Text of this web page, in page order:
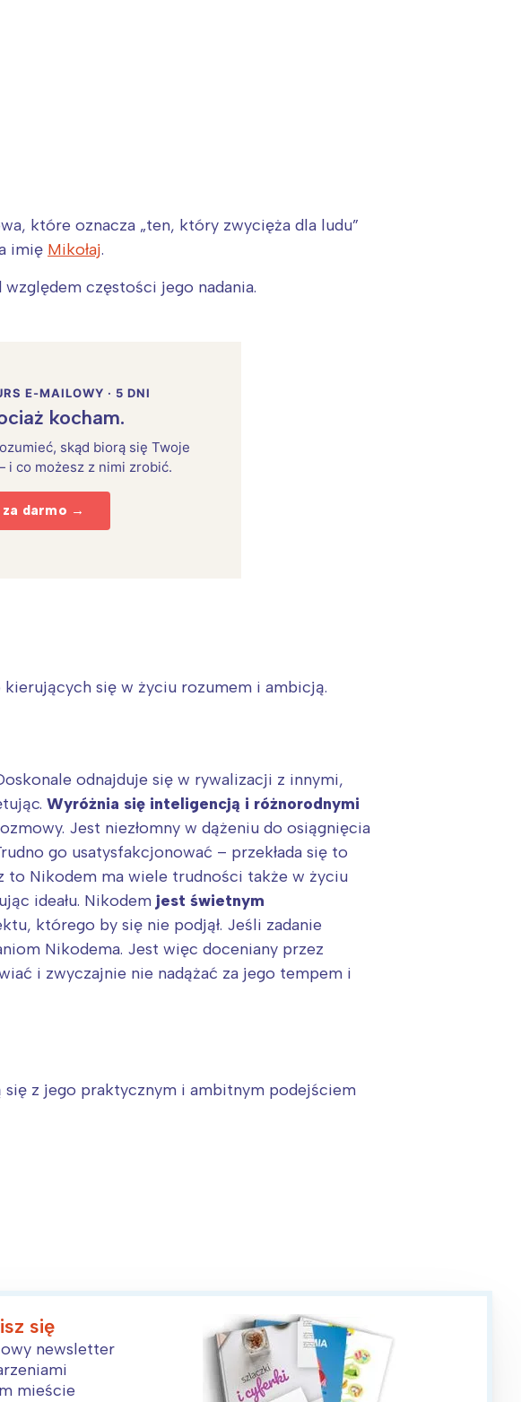
które oznacza „ten, który zwycięża dla ludu”
imię Mikołaj.
względem częstości jego nadania.
E-MAILOWY · 5 DNI
kocham.
skąd biorą się Twoje
co możesz z nimi zrobić.
za darmo →
kierujących się w życiu rozumem i ambicją.
odnajduje się w rywalizacji z innymi,
Wyróżnia się inteligencją i różnorodnymi
Jest niezłomny w dążeniu do osiągnięcia
go usatysfakcjonować – przekłada się to
to Nikodem ma wiele trudności także w życiu
ideału. Nikodem jest świetnym
którego by się nie podjął. Jeśli zadanie
Nikodema. Jest więc doceniany przez
i zwyczajnie nie nadążać za jego tempem i
się z jego praktycznym i ambitnym podejściem
się
newsletter
mieście
regionu: